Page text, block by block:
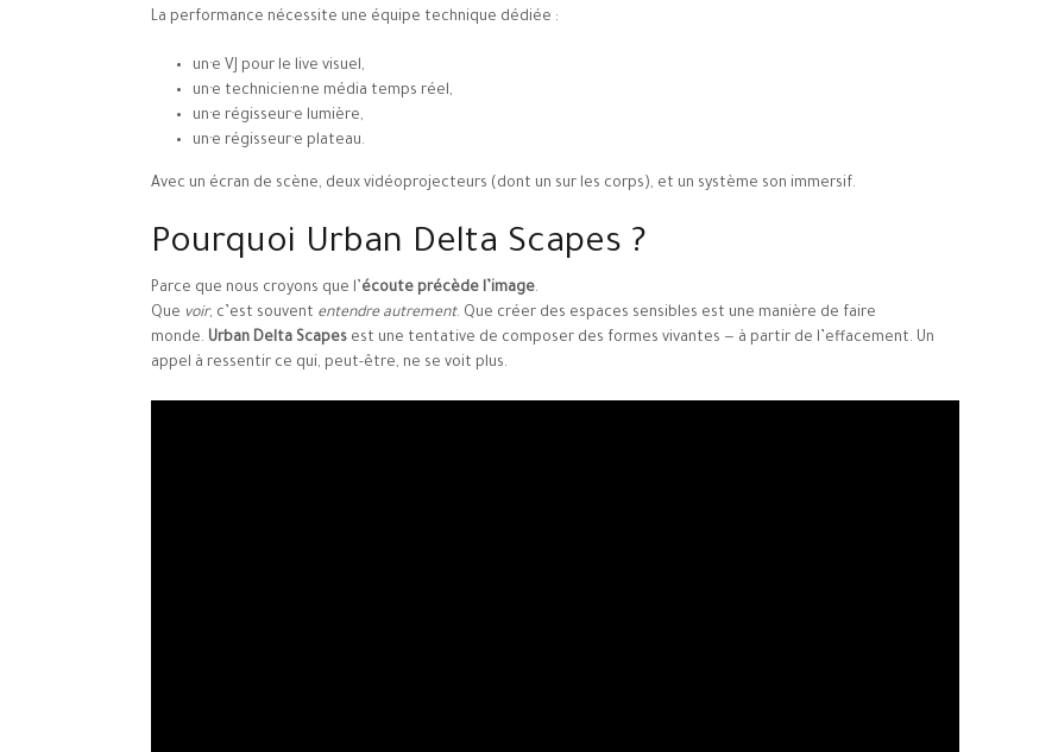
La performance nécessite une équipe technique dédiée :
un·e VJ pour le live visuel,
un·e technicien·ne média temps réel,
un·e régisseur·e lumière,
un·e régisseur·e plateau.
Avec un écran de scène, deux vidéoprojecteurs (dont un sur les corps), et un système son immersif.
Pourquoi Urban Delta Scapes ?
Parce que nous croyons que l’ écoute précède l’image.
Que voir, c’est souvent entendre autrement. Que créer des espaces sensibles est une manière de faire
monde. Urban Delta Scapes est une tentative de composer des formes vivantes — à partir de l’effacement. Un
appel à ressentir ce qui, peut-être, ne se voit plus.